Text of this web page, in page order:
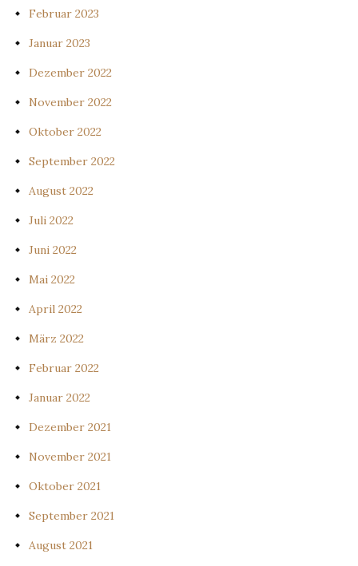
Februar 2023
Januar 2023
Dezember 2022
November 2022
Oktober 2022
September 2022
August 2022
Juli 2022
Juni 2022
Mai 2022
April 2022
März 2022
Februar 2022
Januar 2022
Dezember 2021
November 2021
Oktober 2021
September 2021
August 2021